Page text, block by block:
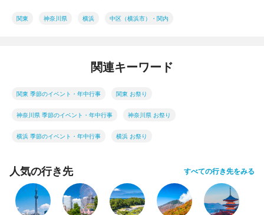
関東 神奈川県 横浜 中区（横浜市）・関内
関連キーワード
関東 季節のイベント・年中行事 関東 お祭り
神奈川県 季節のイベント・年中行事 神奈川県 お祭り
横浜 季節のイベント・年中行事 横浜 お祭り
人気の行き先 すべての行き先をみる